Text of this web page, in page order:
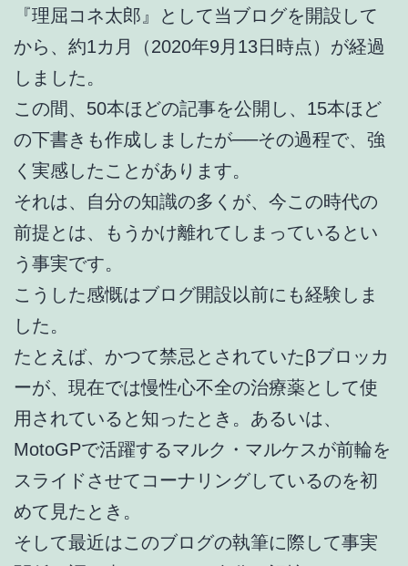
『理屈コネ太郎』として当ブログを開設して
から、約1カ月（2020年9月13日時点）が経過
しました。
この間、50本ほどの記事を公開し、15本ほど
の下書きも作成しましたが──その過程で、強
く実感したことがあります。
それは、自分の知識の多くが、今この時代の
前提とは、もうかけ離れてしまっているとい
う事実です。
こうした感慨はブログ開設以前にも経験しま
した。
たとえば、かつて禁忌とされていたβブロッカ
ーが、現在では慢性心不全の治療薬として使
用されていると知ったとき。あるいは、
MotoGPで活躍するマルク・マルケスが前輪を
スライドさせてコーナリングしているのを初
めて見たとき。
そして最近はこのブログの執筆に際して事実